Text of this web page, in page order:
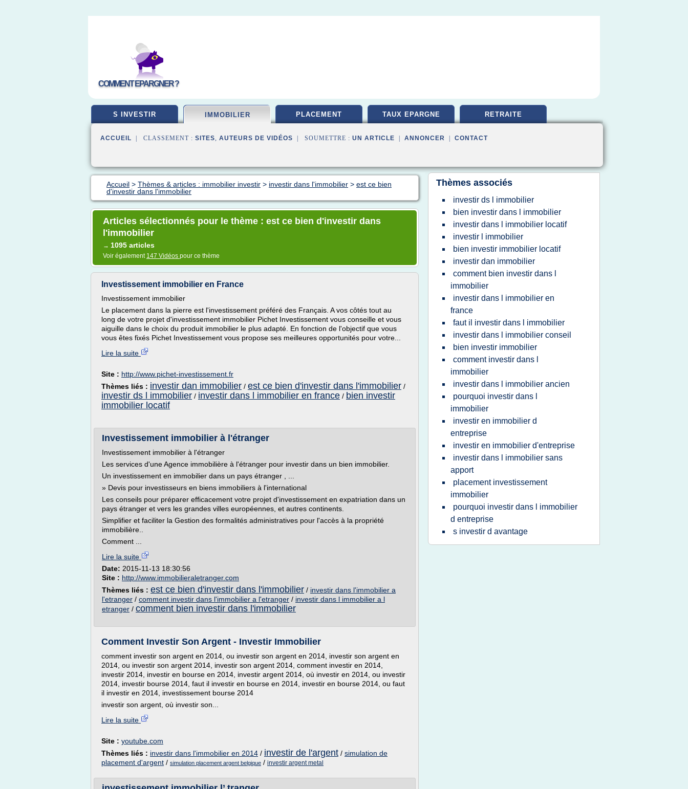
COMMENT EPARGNER ?
S INVESTIR IMMOBILIER PLACEMENT TAUX EPARGNE RETRAITE
ACCUEIL | CLASSEMENT : SITES, AUTEURS DE VIDÉOS | SOUMETTRE : UN ARTICLE ANNONCER CONTACT
Accueil > Thèmes & articles : immobilier investir > investir dans l'immobilier > est ce bien
d'investir dans l'immobilier
Articles sélectionnés pour le thème : est ce bien d'investir dans
l'immobilier
→ 1095 articles
Voir également 147 Vidéos pour ce thème
Investissement immobilier en France
Investissement immobilier
Le placement dans la pierre est l'investissement préféré des Français. A vos côtés tout au
long de votre projet d'investissement immobilier Pichet Investissement vous conseille et vous
aiguille dans le choix du produit immobilier le plus adapté. En fonction de l'objectif que vous
vous êtes fixés Pichet Investissement vous propose ses meilleures opportunités pour votre...
Lire la suite
Site : http://www.pichet-investissement.fr
Thèmes liés : investir dan immobilier / est ce bien d'investir dans l'immobilier /
investir ds l immobilier / investir dans l immobilier en france / bien investir
immobilier locatif
Investissement immobilier à l'étranger
Investissement immobilier à l'étranger
Les services d'une Agence immobilière à l'étranger pour investir dans un bien immobilier.
Un investissement en immobilier dans un pays étranger , ...
» Devis pour investisseurs en biens immobiliers à l'international
Les conseils pour préparer efficacement votre projet d'investissement en expatriation dans un
pays étranger et vers les grandes villes européennes, et autres continents.
Simplifier et faciliter la Gestion des formalités administratives pour l'accès à la propriété
immobilière..
Comment ...
Lire la suite
Date: 2015-11-13 18:30:56
Site : http://www.immobilieraletranger.com
Thèmes liés : est ce bien d'investir dans l'immobilier / investir dans l'immobilier a
l'etranger / comment investir dans l'immobilier a l'etranger / investir dans l immobilier a l
etranger / comment bien investir dans l'immobilier
Comment Investir Son Argent - Investir Immobilier
comment investir son argent en 2014, ou investir son argent en 2014, investir son argent en
2014, ou investir son argent 2014, investir son argent 2014, comment investir en 2014,
investir 2014, investir en bourse en 2014, investir argent 2014, où investir en 2014, ou investir
2014, investir bourse 2014, faut il investir en bourse en 2014, investir en bourse 2014, ou faut
il investir en 2014, investissement bourse 2014
investir son argent, où investir son...
Lire la suite
Site : youtube.com
Thèmes liés : investir dans l'immobilier en 2014 / investir de l'argent / simulation de
placement d'argent / simulation placement argent belgique / investir argent metal
Thèmes associés
investir ds l immobilier
bien investir dans l immobilier
investir dans l immobilier locatif
investir l immobilier
bien investir immobilier locatif
investir dan immobilier
comment bien investir dans l
immobilier
investir dans l immobilier en
france
faut il investir dans l immobilier
investir dans l immobilier conseil
bien investir immobilier
comment investir dans l
immobilier
investir dans l immobilier ancien
pourquoi investir dans l
immobilier
investir en immobilier d
entreprise
investir en immobilier d'entreprise
investir dans l immobilier sans
apport
placement investissement
immobilier
pourquoi investir dans l immobilier
d entreprise
s investir d avantage